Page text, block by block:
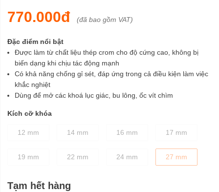
770.000đ (đã bao gồm VAT)
Đặc điểm nổi bật
Được làm từ chất liệu thép crom cho độ cứng cao, không bị
biến dạng khi chịu tác động mạnh
Có khả năng chống gỉ sét, đáp ứng trong cả điều kiện làm việc
khắc nghiệt
Dùng để mở các khoá lục giác, bu lông, ốc vít chìm
Kích cỡ khóa
12 mm 14 mm 16 mm 17 mm
19 mm 22 mm 24 mm 27 mm
Tạm hết hàng